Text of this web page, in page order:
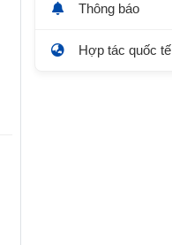
Thông báo
Hợp tác quốc tế